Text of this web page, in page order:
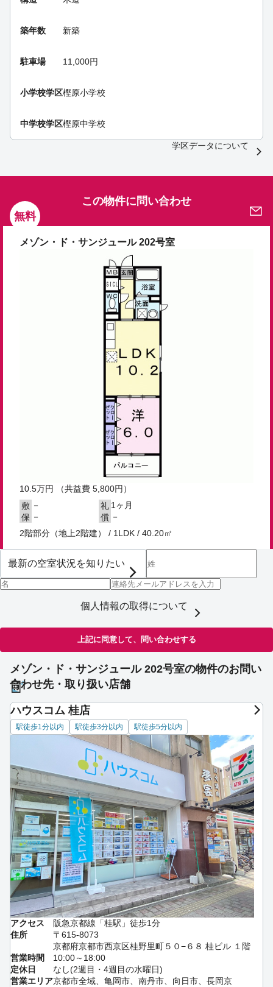
築年数 新築
駐車場 11,000円
小学校学区樫原小学校
中学校学区樫原中学校
学区データについて
無料
この物件に問い合わせ
メゾン・ド・サンジュール 202号室
10.5万円
（共益費 5,800円）
敷 － 礼 1ヶ月
保 － 償 －
2階部分（地上2階建） / 1LDK / 40.20㎡
個人情報の取得について
上記に同意して、問い合わせする
メゾン・ド・サンジュール 202号室の物件のお問い
合わせ先・取り扱い店舗
ハウスコム 桂店
駅徒歩1分以内 駅徒歩3分以内 駅徒歩5分以内
アクセス
阪急京都線「桂駅」徒歩1分
住所
〒615-8073
京都府京都市西京区桂野里町５０−６８ 桂ビル １階
営業時間
10:00～18:00
定休日
なし(2週目・4週目の水曜日)
営業エリア京都市全域、亀岡市、南丹市、向日市、長岡京